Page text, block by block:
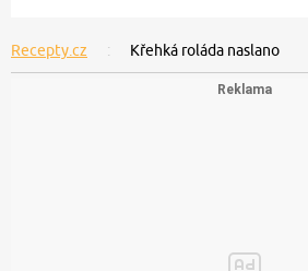
Recepty.cz Křehká roláda naslano